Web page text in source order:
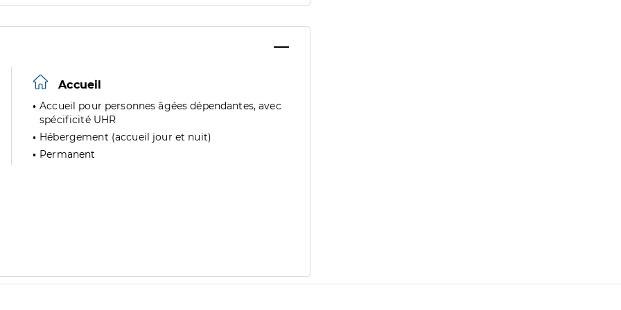
Accueil
Accueil pour personnes âgées dépendantes, avec
spécificité UHR
Hébergement (accueil jour et nuit)
Permanent